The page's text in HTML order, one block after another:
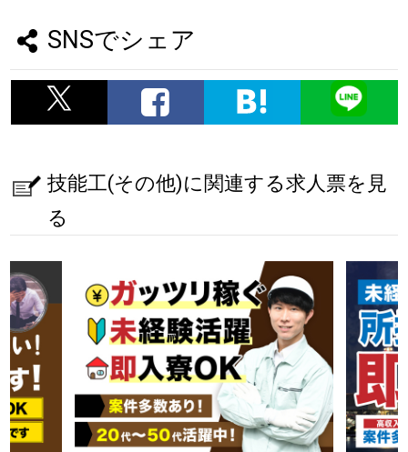
SNSでシェア
技能工(その他)に関連する求人票を見
る